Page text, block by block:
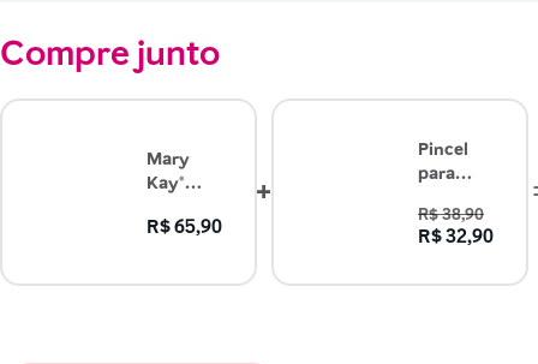
Compre junto
Mary
Kay®
para Área
Olhos -
R$ 65,90
Pincel
para
e Sombra
em
Mary
R$ 38,90
R$ 32,90